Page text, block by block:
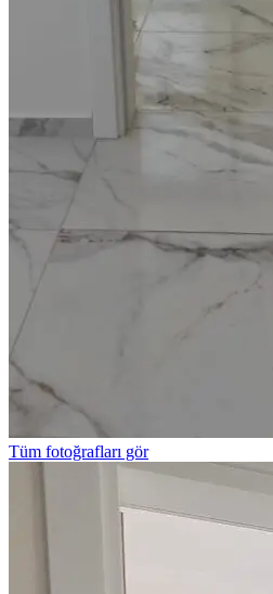
Tüm fotoğrafları gör